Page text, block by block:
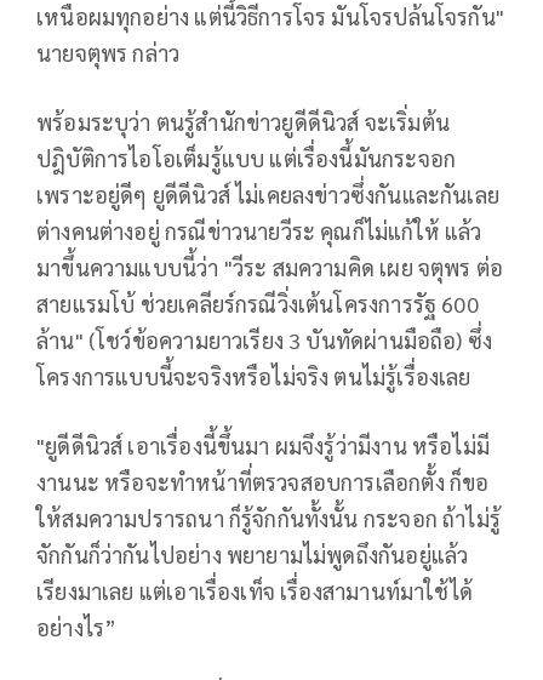
เหนือผมทุกอย่าง แต่นี้วิธีการโจร มันโจรปล้นโจรกัน"
นายจตุพร กล่าว
พร้อมระบุว่า ตนรู้สำนักข่าวยูดีดีนิวส์ จะเริ่มต้น
ปฎิบัติการไอโอเต็มรู้แบบ แต่เรื่องนี้มันกระจอก
เพราะอยู่ดีๆ ยูดีดีนิวส์ ไม่เคยลงข่าวซึ่งกันและกันเลย
ต่างคนต่างอยู่ กรณีข่าวนายวีระ คุณก็ไม่แก้ให้ แล้ว
มาขึ้นความแบบนี้ว่า "วีระ สมความคิด เผย จตุพร ต่อ
สายแรมโบ้ ช่วยเคลียร์กรณีวิ่งเต้นโครงการรัฐ 600
ล้าน" (โชว์ข้อความยาวเรียง 3 บันทัดผ่านมือถือ) ซึ่ง
โครงการแบบนี้จะจริงหรือไม่จริง ตนไม่รู้เรื่องเลย
"ยูดีดีนิวส์ เอาเรื่องนี้ขึ้นมา ผมจึงรู้ว่ามีงาน หรือไม่มี
งานนะ หรือจะทำหน้าที่ตรวจสอบการเลือกตั้ง ก็ขอ
ให้สมความปรารถนา ก็รู้จักกันทั้งนั้น กระจอก ถ้าไม่รู้
จักกันก็ว่ากันไปอย่าง พยายามไม่พูดถึงกันอยู่แล้ว
เรียงมาเลย แต่เอาเรื่องเท็จ เรื่องสามานท์มาใช้ได้
อย่างไร”